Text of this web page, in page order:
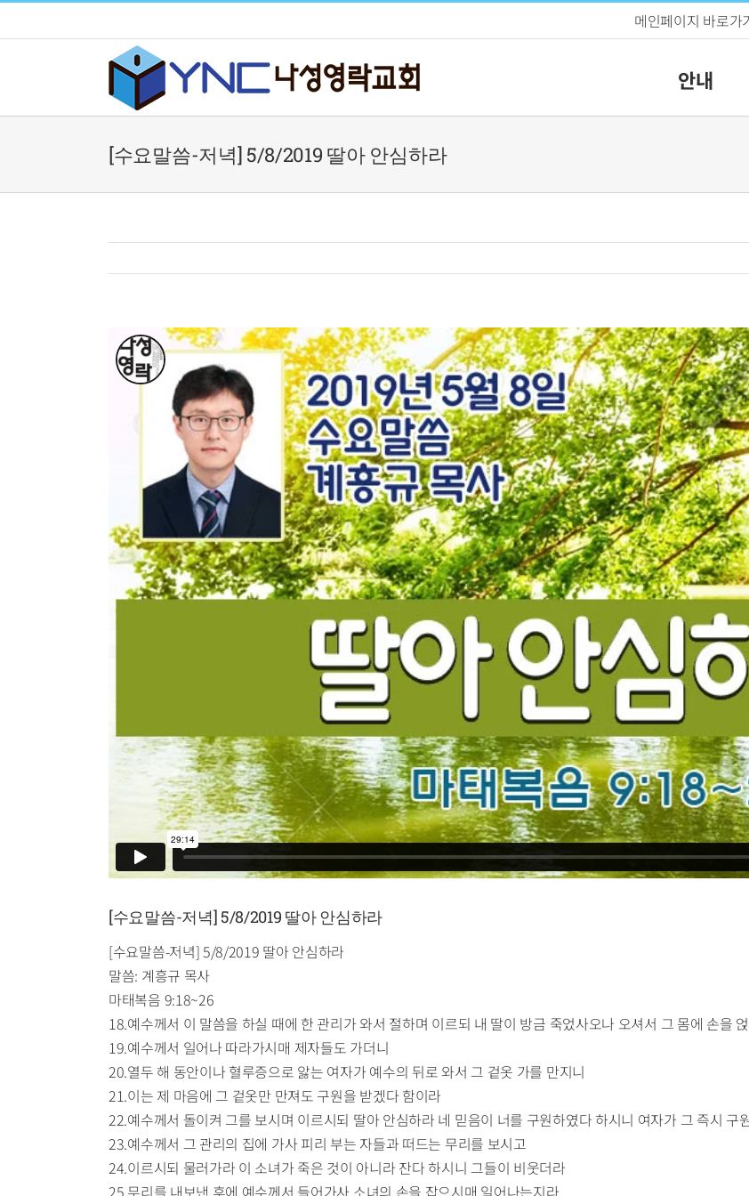
to
메인페이지 바로가
안내
[수요말씀-저녁] 5/8/2019 딸아 안심하라
[수요말씀-저녁] 5/8/2019 딸아 안심하라
[수요말씀-저녁] 5/8/2019 딸아 안심하라
말씀: 계흥규 목사
마태복음 9:18~26
18.예수께서 이 말씀을 하실 때에 한 관리가 와서 절하며 이르되 내 딸이 방금 죽었사오나 오셔서 그 몸에 손을
19.예수께서 일어나 따라가시매 제자들도 가더니
20.열두 해 동안이나 혈루증으로 앓는 여자가 예수의 뒤로 와서 그 겉옷 가를 만지니
21.이는 제 마음에 그 겉옷만 만져도 구원을 받겠다 함이라
22.예수께서 돌이켜 그를 보시며 이르시되 딸아 안심하라 네 믿음이 너를 구원하였다 하시니 여자가 그 즉시 구
23.예수께서 그 관리의 집에 가사 피리 부는 자들과 떠드는 무리를 보시고
24.이르시되 물러가라 이 소녀가 죽은 것이 아니라 잔다 하시니 그들이 비웃더라